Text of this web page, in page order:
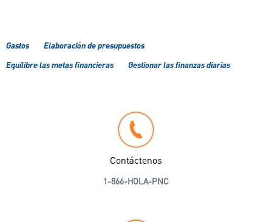
Gastos
Elaboración de presupuestos
Equilibre las metas financieras
Gestionar las finanzas diarias
Contáctenos
1-866-HOLA-PNC